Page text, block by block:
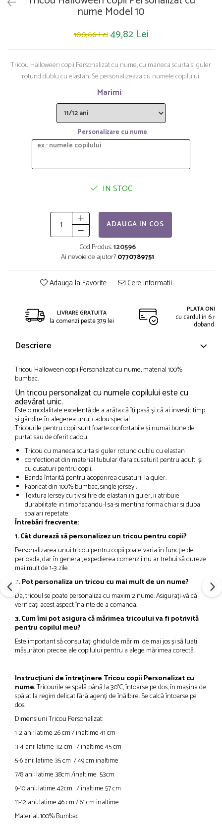
Unelte si bancuri de lucru
nume Model 10
100,66 Lei 49,82 Lei
Tricou Halloween copii Personalizat cu nume, cu maneca scurta si guler
rotund dublu cu elastan. Se personalizeaza cu numele copilului.
Marimi:
Personalizare cu nume
IN STOC
ADAUGA IN COS
Cod Produs:120596
Ai nevoie de ajutor?0770789751
Adauga la Favorite Cere informatii
LIVRARE GRATUITA
la comenzi peste 379 lei
PLATA
cu cardul in 6
dobanda
Descriere
Tricou Halloween copii Personalizat cu nume, material 100%
bumbac.
Un tricou personalizat cu numele copilului este cu
adevărat unic.
Este o modalitate excelentă de a arăta că îți pasă și că ai investit timp
și gândire în alegerea unui cadou special.
Tricourile pentru copii sunt foarte confortabile și numai bune de
purtat sau de oferit cadou.
Tricou cu maneca scurta si guler rotund dublu cu elastan
confectionat din material tubular (fara cusaturi) pentru adulti şi
cu cusaturi pentru copii.
Banda întarită pentru acoperirea cusaturii la guler.
Fabricat din100% bumbac, single jersey ;
Textura Jersey cu tiv si fire de elastan in guler, ii atribuie
durabilitate in timp facandu-l sa-si mentina forma chiar si dupa
spalari repetate.
Întrebări frecvente:
1. Cât durează să personalizez un tricou pentru copii?
Personalizarea unui tricou pentru copii poate varia în funcție de
perioada, dar în general, expedierea comenzii nu ar trebui să dureze
mai mult de 1-3 zile.
2. Pot personaliza un tricou cu mai mult de un nume?
Da, tricoul se poate personaliza cu maxim 2 nume. Asigurați-vă că
verificați acest aspect înainte de a comanda.
3. Cum îmi pot asigura că mărimea tricoului va fi potrivită
pentru copilul meu?
Este important să consultați ghidul de mărimi de mai jos și să luați
măsurători precise ale copilului pentru a alege mărimea corectă.
Instrucțiuni de întreținere Tricou copii Personalizat cu
nume: Tricourile se spală până la 30°C, întoarse pe dos, în mașina de
spălat la regim delicat fără agenți de înălbire. Se calcă întoarse pe
dos.
Dimensiuni Tricou Personalizat:
1-2 ani: latime 26 cm / inaltime 41 cm
3-4 ani: latime 32 cm / inaltime 45 cm
5-6 ani: latime 35 cm / 49 cm inaltime
7/8 ani: latime 38cm /inaltime 53cm
9-10 ani: latime 42cm / inaltime 57 cm
11-12 ani: latime 46 cm / 61 cm inaltime
Material: 100% Bumbac